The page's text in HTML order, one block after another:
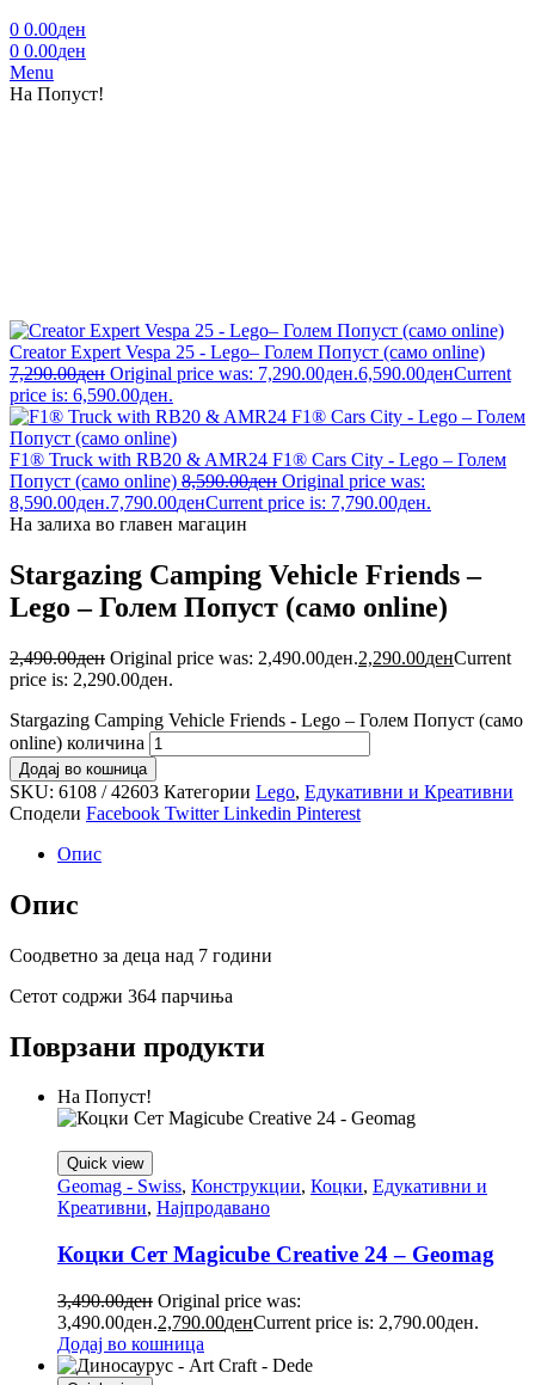
0 0.00ден
0 0.00ден
Menu
На Попуст!
Creator Expert Vespa 25 - Lego– Голем Попуст (само online)
7,290.00ден Original price was: 7,290.00ден.6,590.00денCurrent
price is: 6,590.00ден.
F1® Truck with RB20 & AMR24 F1® Cars City - Lego – Голем
Попуст (само online) 8,590.00ден Original price was:
8,590.00ден.7,790.00денCurrent price is: 7,790.00ден.
На залиха во главен магацин
Stargazing Camping Vehicle Friends –
Lego – Голем Попуст (само online)
2,490.00ден Original price was: 2,490.00ден.2,290.00денCurrent
price is: 2,290.00ден.
Stargazing Camping Vehicle Friends - Lego – Голем Попуст (само
online) количина
Додај во кошница
SKU: 6108 / 42603 Категории Lego, Едукативни и Креативни
Сподели Facebook Twitter Linkedin Pinterest
Опис
Опис
Соодветно за деца над 7 години
Сетот содржи 364 парчиња
Поврзани продукти
На Попуст!
Quick view
Geomag - Swiss, Конструкции, Коцки, Едукативни и
Креативни, Најпродавано
Коцки Сет Magicube Creative 24 – Geomag
3,490.00ден Original price was:
3,490.00ден.2,790.00денCurrent price is: 2,790.00ден.
Додај во кошница